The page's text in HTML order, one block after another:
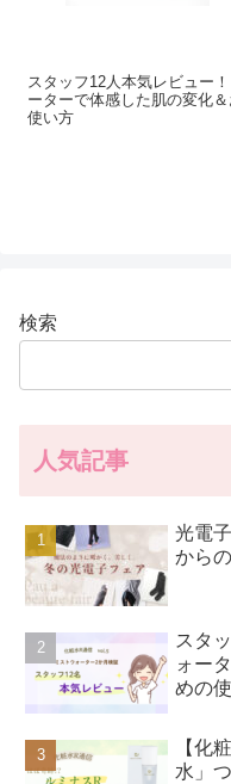
スタッフ12人本気レビュー
ーターで体感した肌の変化
使い方
検索
人気記事
光電
から
スタ
ォー
めの
【化
水」